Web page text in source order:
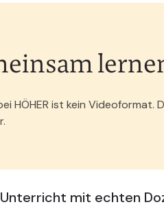
HÖHER ist kein
mit echten